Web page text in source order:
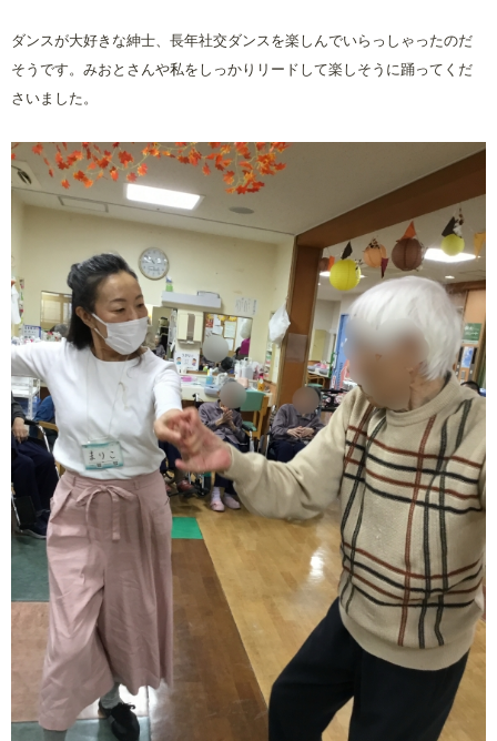
ダンスが大好きな紳士、長年社交ダンスを楽しんでいらっしゃったのだ
そうです。みおとさんや私をしっかりリードして楽しそうに踊ってくだ
さいました。